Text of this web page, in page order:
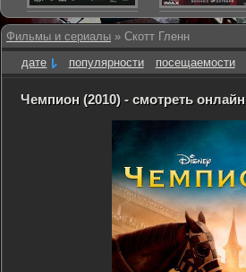
Фильмы и сериалы » Скотт Гленн
дате
популярности посещаемости
Чемпион (2010) - смотреть онлайн